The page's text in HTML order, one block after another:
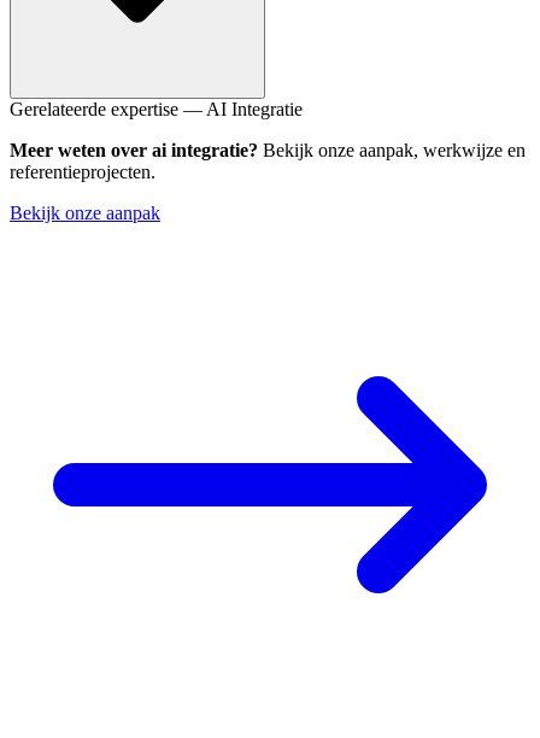
Wij bouwen AI-integraties die standaard compliance-ready zijn:
jouw data. Daarnaast helpen we bij het inventariseren van AI-
gebruik in je software en het inrichten van technische guardrails.
Gerelateerde expertise — AI Integratie
Meer weten over ai integratie? Bekijk onze aanpak, werkwijze en
referentieprojecten.
Bekijk onze aanpak